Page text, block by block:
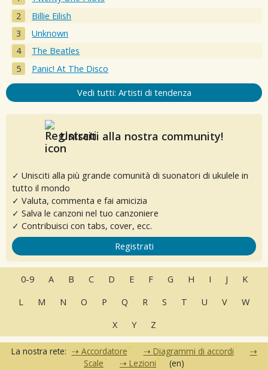
Billie Eilish
Unknown
The Beatles
Panic! At The Disco
Vedi tutti: Artisti di tendenza
Unisciti alla nostra community!
✓ Unisciti alla più grande comunità di suonatori di ukulele in
tutto il mondo
✓ Valuta, commenta e fai amicizia
✓ Salva le canzoni nel tuo canzoniere
✓ Contribuisci con tabs, cover, ecc.
Registrati
0-9 A B C D E F G H I J
K
L
M N O P Q R S T U V
W
X
Y Z
La nostra rete: Accordatore
Diagrammi di accordi
Scale
Lezioni (en)